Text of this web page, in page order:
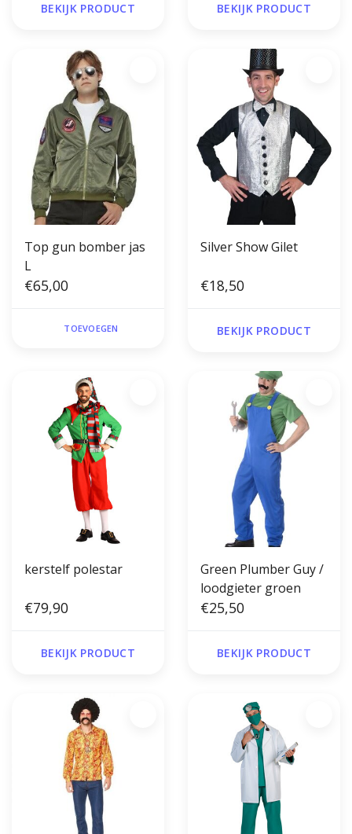
BEKIJK PRODUCT BEKIJK PRODUCT
Top gun bomber jas
L
€65,00
TOEVOEGEN
Silver Show Gilet
€18,50
BEKIJK PRODUCT
kerstelf polestar
€79,90
BEKIJK PRODUCT
Green Plumber Guy /
loodgieter groen
€25,50
BEKIJK PRODUCT